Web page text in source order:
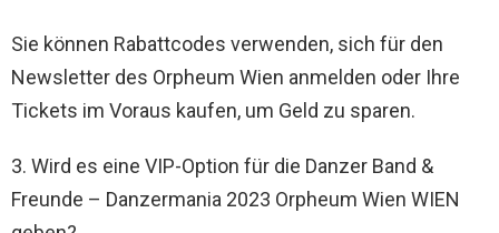
Sie können Rabattcodes verwenden, sich für den
Newsletter des Orpheum Wien anmelden oder Ihre
Tickets im Voraus kaufen, um Geld zu sparen.
3. Wird es eine VIP-Option für die Danzer Band &
Freunde – Danzermania 2023 Orpheum Wien WIEN